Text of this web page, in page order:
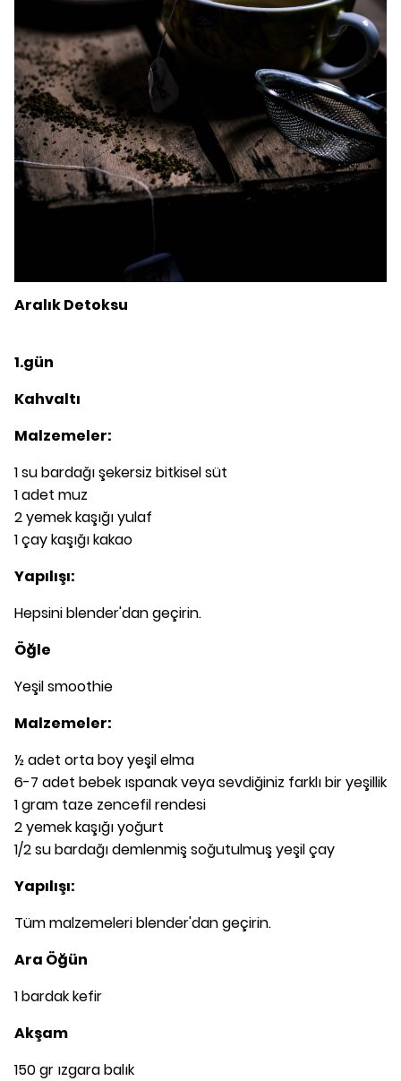
Aralık Detoksu
1.gün
Kahvaltı
Malzemeler:
1 su bardağı şekersiz bitkisel süt
1 adet muz
2 yemek kaşığı yulaf
1 çay kaşığı kakao
Yapılışı:
Hepsini blender'dan geçirin.
Öğle
Yeşil smoothie
Malzemeler:
½ adet orta boy yeşil elma
6-7 adet bebek ıspanak veya sevdiğiniz farklı bir yeşillik
1 gram taze zencefil rendesi
2 yemek kaşığı yoğurt
1/2 su bardağı demlenmiş soğutulmuş yeşil çay
Yapılışı:
Tüm malzemeleri blender'dan geçirin.
Ara Öğün
1 bardak kefir
Akşam
150 gr ızgara balık